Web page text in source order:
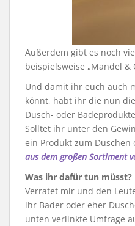
Außerdem gibt es noch
beispielsweise „Mandel &
Und damit ihr euch auch
könnt, habt ihr die nun
Dusch- oder
Solltet ihr unter den
ein Produkt zum Duschen
aus dem großen Sortiment
Was ihr dafür tun müsst?
Verratet mir und den
ihr Bader oder eher
unten verlinkte Umfrage